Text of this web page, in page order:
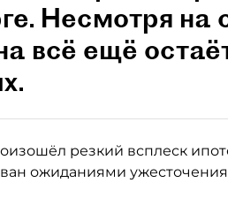
Несмотря на
всё ещё
резкий всплеск
ожиданиями